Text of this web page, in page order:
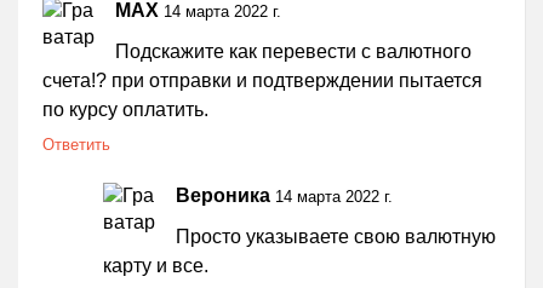
MAX 14 марта 2022 г.
Подскажите как перевести с валютного
счета!? при отправки и подтверждении пытается
по курсу оплатить.
Ответить
Вероника 14 марта 2022 г.
Просто указываете свою валютную
карту и все.